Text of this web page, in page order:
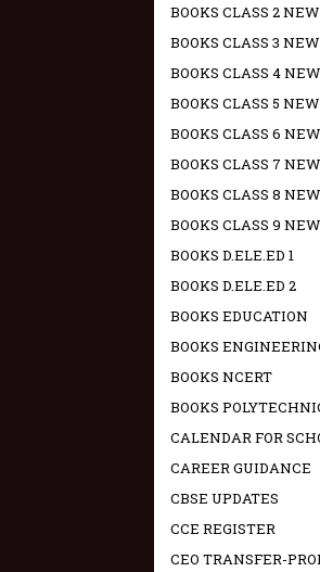
BOOKS CLASS 2 NEW
BOOKS CLASS 3 NEW
BOOKS CLASS 4 NEW
BOOKS CLASS 5 NEW
BOOKS CLASS 6 NEW
BOOKS CLASS 7 NEW
BOOKS CLASS 8 NEW
BOOKS CLASS 9 NEW
BOOKS D.ELE.ED 1
BOOKS D.ELE.ED 2
BOOKS EDUCATION
BOOKS
BOOKS NCERT
BOOKS
CALENDAR FOR
CAREER GUIDANCE
CBSE UPDATES
CCE REGISTER
CEO TRANSFER-